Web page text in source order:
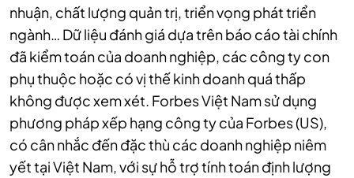
nhuận, chất lượng quản trị, triển vọng phát triển
ngành… Dữ liệu đánh giá dựa trên báo cáo tài chính
đã kiểm toán của doanh nghiệp, các công ty con
phụ thuộc hoặc có vị thế kinh doanh quá thấp
không được xem xét. Forbes Việt Nam sử dụng
phương pháp xếp hạng công ty của Forbes (US),
có cân nhắc đến đặc thù các doanh nghiệp niêm
yết tại Việt Nam, với sự hỗ trợ tính toán định lượng